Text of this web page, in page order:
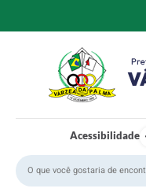
Acessibilidade